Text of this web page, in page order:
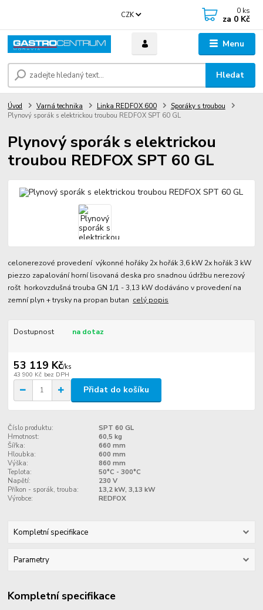
Menu
CZK
Hledat
0 ks
za 0 Kč
Úvod Varná technika Linka REDFOX 600
Sporáky s troubou
Plynový sporák s elektrickou troubou REDFOX SPT 60 GL
Plynový sporák s elektrickou
troubou REDFOX SPT 60 GL
celonerezové provedení výkonné hořáky 2x hořák 3,6 kW 2x hořák 3 kW
piezzo zapalování horní lisovaná deska pro snadnou údržbu nerezový
rošt horkovzdušná trouba GN 1/1 - 3,13 kW dodáváno v provedení na
zemní plyn + trysky na propan butan celý popis
Dostupnost na dotaz
53 119 Kč/ks
43 900 Kč bez DPH
Přidat do košíku
Číslo produktu:
SPT 60 GL
Hmotnost:
60,5 kg
Šířka:
660 mm
Hloubka:
600 mm
Výška:
860 mm
Teplota:
50°C - 300°C
Napětí:
230 V
Příkon - sporák, trouba:
13,2 kW, 3,13 kW
Výrobce:
REDFOX
Kompletní specifikace
Parametry
Kompletní specifikace